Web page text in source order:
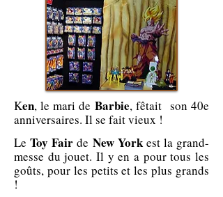
Ken, le mari de Barbie, fêtait son 40e
anniversaires. Il se fait vieux !
LeToy Fair de New Yorkest la grand-
messe du jouet. Il y en a pour tous les
goûts, pour les petits et les plus grands
!